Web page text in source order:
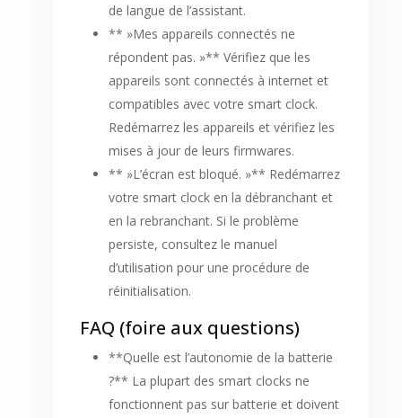
de langue de l’assistant.
** »Mes appareils connectés ne
répondent pas. »** Vérifiez que les
appareils sont connectés à internet et
compatibles avec votre smart clock.
Redémarrez les appareils et vérifiez les
mises à jour de leurs firmwares.
** »L’écran est bloqué. »** Redémarrez
votre smart clock en la débranchant et
en la rebranchant. Si le problème
persiste, consultez le manuel
d’utilisation pour une procédure de
réinitialisation.
FAQ (foire aux questions)
**Quelle est l’autonomie de la batterie
?** La plupart des smart clocks ne
fonctionnent pas sur batterie et doivent